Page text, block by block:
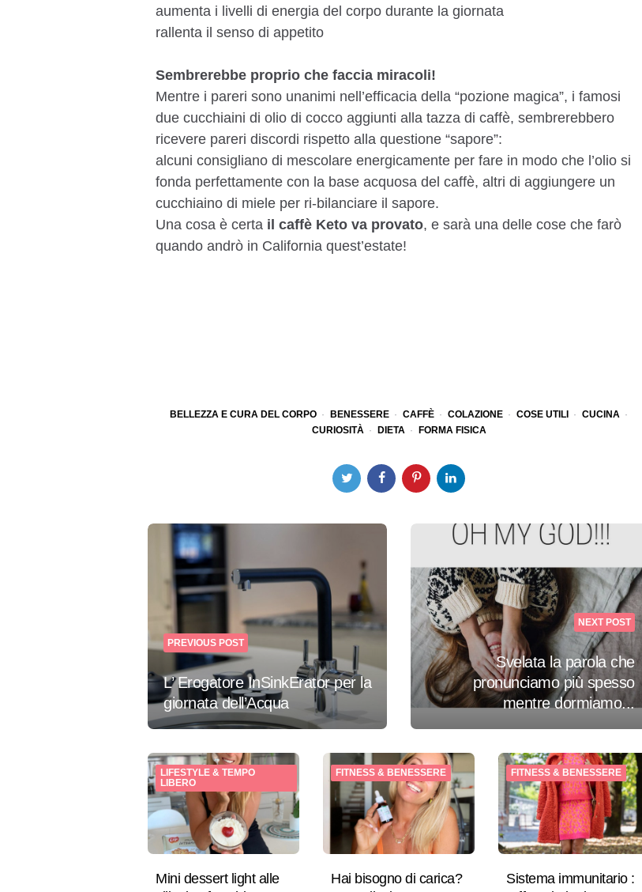
aumenta i livelli di energia del corpo durante la giornata
rallenta il senso di appetito
Sembrerebbe proprio che faccia miracoli!
Mentre i pareri sono unanimi nell’efficacia della “pozione magica”, i famosi
due cucchiaini di olio di cocco aggiunti alla tazza di caffè, sembrerebbero
ricevere pareri discordi rispetto alla questione “sapore”:
alcuni consigliano di mescolare energicamente per fare in modo che l’olio si
fonda perfettamente con la base acquosa del caffè, altri di aggiungere un
cucchiaino di miele per ri-bilanciare il sapore.
Una cosa è certa il caffè Keto va provato, e sarà una delle cose che farò
quando andrò in California quest’estate!
BELLEZZA E CURA DEL CORPO BENESSERE CAFFÈ COLAZIONE COSE UTILI
CUCINA
CURIOSITÀ
DIETA FORMA FISICA
Post
navigation
PREVIOUS POST
L’ Erogatore InSinkErator per la
giornata dell’Acqua
NEXT POST
Svelata la parola che
pronunciamo più spesso
mentre dormiamo...
LIFESTYLE & TEMPO
LIBERO
Mini dessert light alle
FITNESS & BENESSERE
Hai bisogno di carica?
FITNESS & BENESSERE
Sistema immunitario :